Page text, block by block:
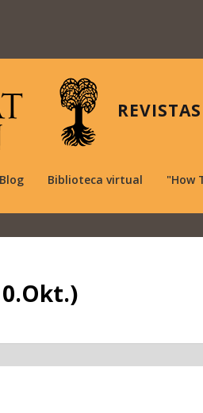
Blog Biblioteca virtual "How